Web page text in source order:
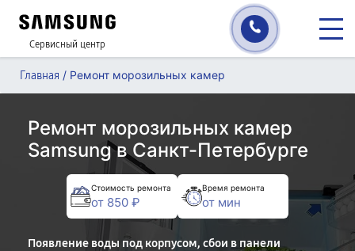
Сервисный центр
Главная / Ремонт морозильных камер
Ремонт морозильных камер
Samsung в Санкт-Петербурге
Стоимость ремонта
от 850 ₽
Время ремонта
от мин
Появление воды под корпусом, сбои в панели